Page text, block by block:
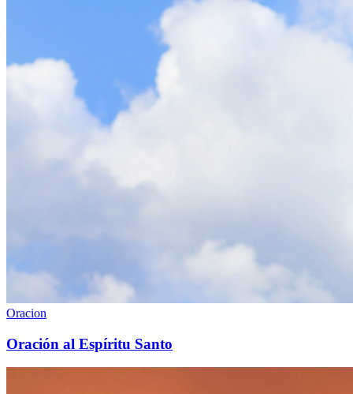
Oracion
Oración al Espíritu Santo